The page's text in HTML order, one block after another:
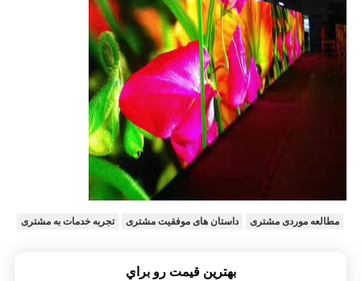
مطالعه موردی مشتری داستان های موفقیت مشتری تجربه خدمات به مشتری
بهترين قيمت رو براي